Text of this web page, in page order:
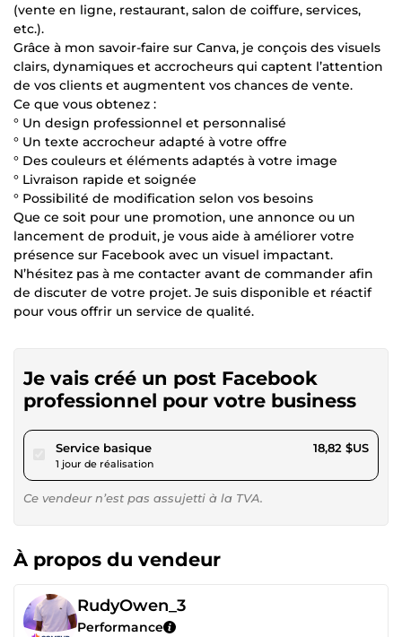
(vente en ligne, restaurant, salon de coiffure, services,
etc.).
Grâce à mon savoir-faire sur Canva, je conçois des visuels
clairs, dynamiques et accrocheurs qui captent l’attention
de vos clients et augmentent vos chances de vente.
Ce que vous obtenez :
° Un design professionnel et personnalisé
° Un texte accrocheur adapté à votre offre
° Des couleurs et éléments adaptés à votre image
° Livraison rapide et soignée
° Possibilité de modification selon vos besoins
Que ce soit pour une promotion, une annonce ou un
lancement de produit, je vous aide à améliorer votre
présence sur Facebook avec un visuel impactant.
N’hésitez pas à me contacter avant de commander afin
de discuter de votre projet. Je suis disponible et réactif
pour vous offrir un service de qualité.
Je vais créé un post Facebook
professionnel pour votre business
Service basiquepour 17,34 $US
1 jour de réalisation
18,82 $US
Ce vendeur n’est pas assujetti à la TVA.
À propos du vendeur
RudyOwen_3
Performance